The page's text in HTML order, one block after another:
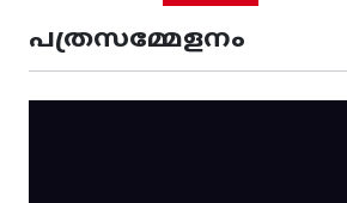
പത്രസമ്മേളനം